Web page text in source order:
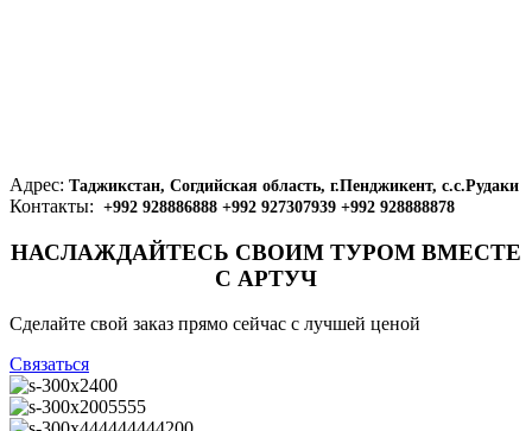
Адрес: Таджикстан, Согдийская область, г.Пенджикент, с.с.Рудаки
Контакты: +992 928886888 +992 927307939 +992 928888878
НАСЛАЖДАЙТЕСЬ СВОИМ ТУРОМ ВМЕСТЕ
С АРТУЧ
Сделайте свой заказ прямо сейчас с лучшей ценой
Связаться